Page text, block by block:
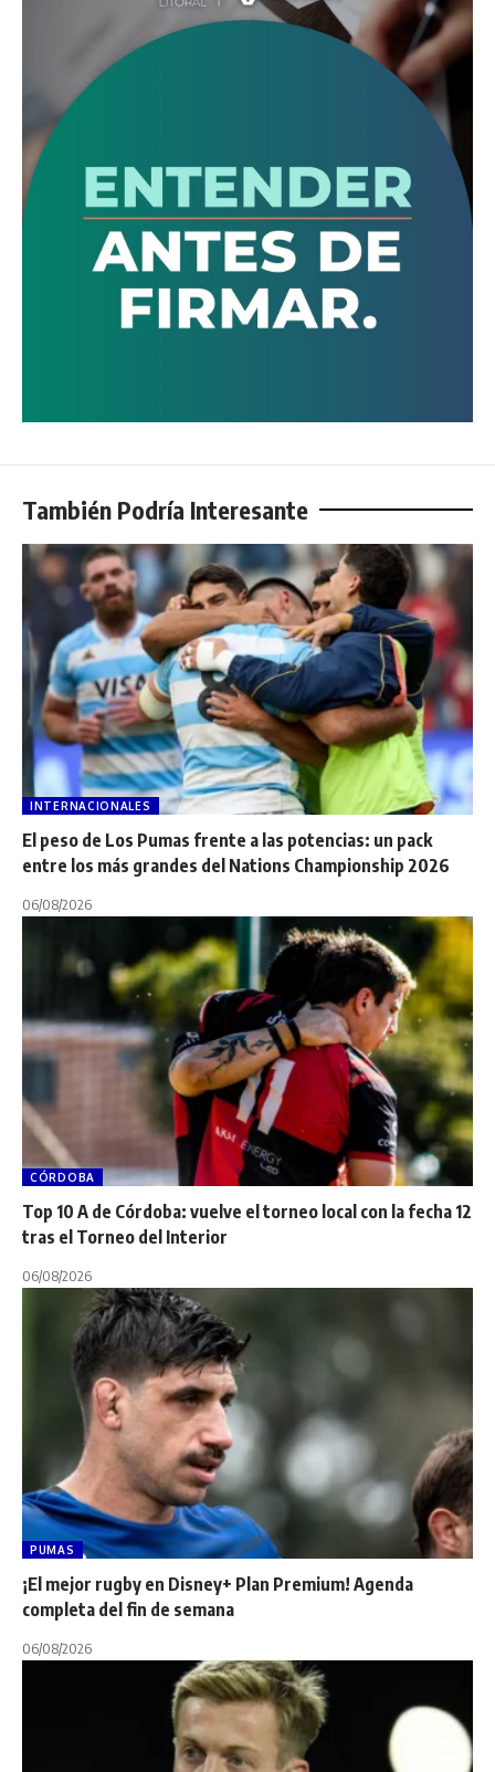
También Podría Interesante
INTERNACIONALES
El peso de Los Pumas frente a las potencias: un pack
entre los más grandes del Nations Championship 2026
06/08/2026
CÓRDOBA
Top 10 A de Córdoba: vuelve el torneo local con la fecha 12
tras el Torneo del Interior
06/08/2026
PUMAS
¡El mejor rugby en Disney+ Plan Premium! Agenda
completa del fin de semana
06/08/2026